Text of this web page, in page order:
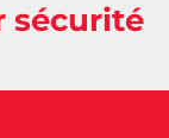
sécurité